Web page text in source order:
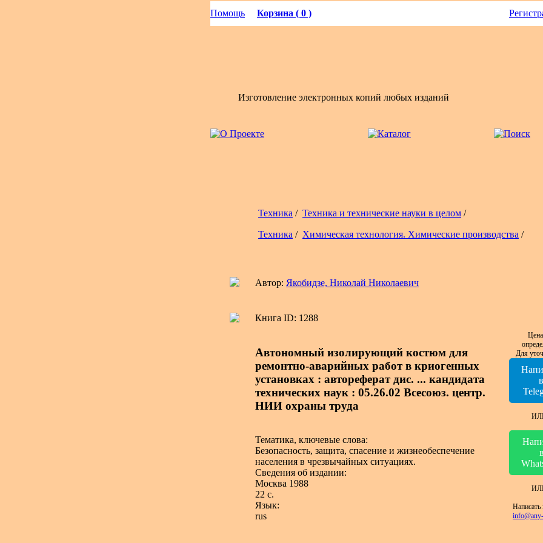
Помощь Корзина ( 0 )
Изготовление электронных копий любых изданий
Техника / Техника и технические науки в целом /
Техника / Химическая технология. Химические производства /
Автор: Якобидзе, Николай Николаевич
Книга ID: 1288
Автономный изолирующий костюм для
ремонтно-аварийных работ в криогенных
установках : автореферат дис. ... кандидата
технических наук : 05.26.02 Всесоюз. центр.
НИИ охраны труда
Тематика, ключевые слова:
Безопасность, защита, спасение и жизнеобеспечение
населения в чрезвычайных ситуациях.
Сведения об издании:
Москва 1988
22 с.
Язык:
rus
Для
в
в
Написать